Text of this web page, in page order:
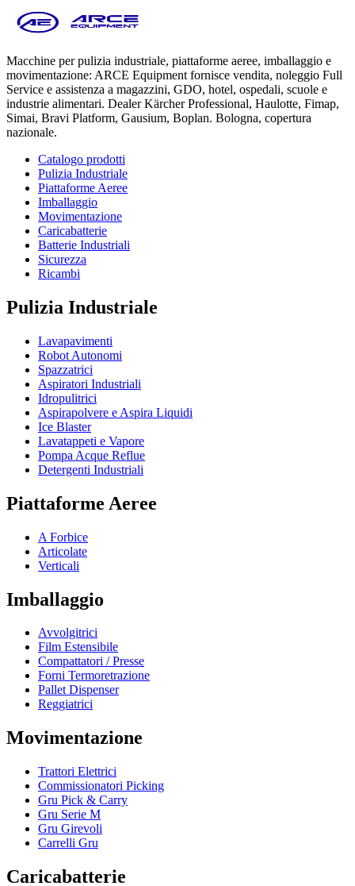
Macchine per pulizia industriale, piattaforme aeree, imballaggio e
movimentazione: ARCE Equipment fornisce vendita, noleggio Full
Service e assistenza a magazzini, GDO, hotel, ospedali, scuole e
industrie alimentari. Dealer Kärcher Professional, Haulotte, Fimap,
Simai, Bravi Platform, Gausium, Boplan. Bologna, copertura
nazionale.
Catalogo prodotti
Pulizia Industriale
Piattaforme Aeree
Imballaggio
Movimentazione
Caricabatterie
Batterie Industriali
Sicurezza
Ricambi
Pulizia Industriale
Lavapavimenti
Robot Autonomi
Spazzatrici
Aspiratori Industriali
Idropulitrici
Aspirapolvere e Aspira Liquidi
Ice Blaster
Lavatappeti e Vapore
Pompa Acque Reflue
Detergenti Industriali
Piattaforme Aeree
A Forbice
Articolate
Verticali
Imballaggio
Avvolgitrici
Film Estensibile
Compattatori / Presse
Forni Termoretrazione
Pallet Dispenser
Reggiatrici
Movimentazione
Trattori Elettrici
Commissionatori Picking
Gru Pick & Carry
Gru Serie M
Gru Girevoli
Carrelli Gru
Caricabatterie